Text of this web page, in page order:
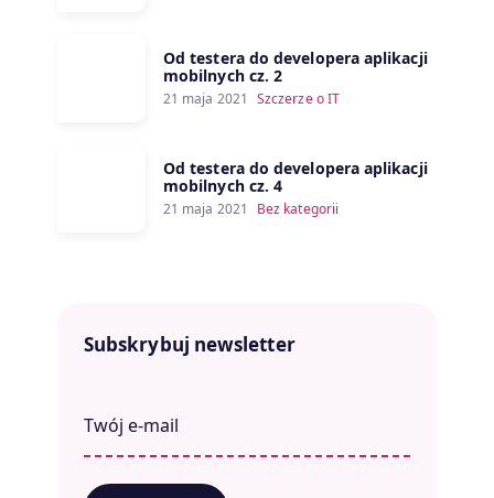
Od testera do developera aplikacji
mobilnych cz. 2
21 maja 2021 Szczerze o IT
Od testera do developera aplikacji
mobilnych cz. 4
21 maja 2021 Bez kategorii
Subskrybuj newsletter